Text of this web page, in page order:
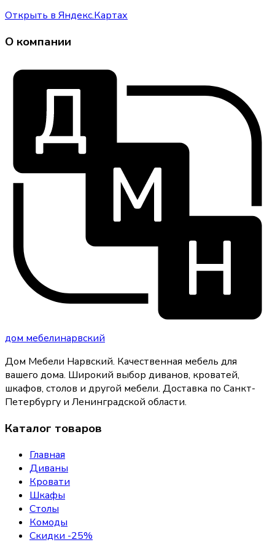
Открыть в Яндекс.Картах
О компании
дом мебелинарвский
Дом Мебели Нарвский. Качественная мебель для
вашего дома. Широкий выбор диванов, кроватей,
шкафов, столов и другой мебели. Доставка по Санкт-
Петербургу и Ленинградской области.
Каталог товаров
Главная
Диваны
Кровати
Шкафы
Столы
Комоды
Скидки -25%